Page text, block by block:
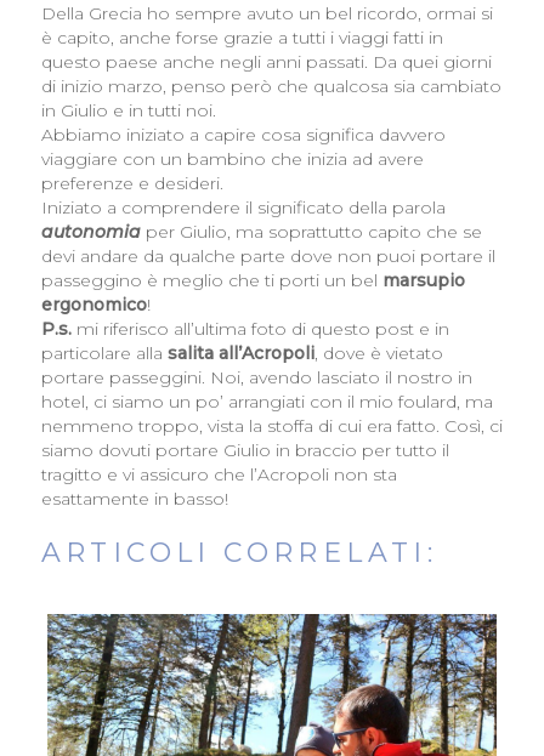
Della Grecia ho sempre avuto un bel ricordo, ormai si
è capito, anche forse grazie a tutti i viaggi fatti in
questo paese anche negli anni passati. Da quei giorni
di inizio marzo, penso però che qualcosa sia cambiato
in Giulio e in tutti noi.
Abbiamo iniziato a capire cosa significa davvero
viaggiare con un bambino che inizia ad avere
preferenze e desideri.
Iniziato a comprendere il significato della parola
autonomiaper Giulio, ma soprattutto capito che se
devi andare da qualche parte dove non puoi portare il
passeggino è meglio che ti porti un bel marsupio
ergonomico!
P.s.mi riferisco all’ultima foto di questo post e in
particolare alla salita all’Acropoli, dove è vietato
portare passeggini. Noi, avendo lasciato il nostro in
hotel, ci siamo un po’ arrangiati con il mio foulard, ma
nemmeno troppo, vista la stoffa di cui era fatto. Così, ci
siamo dovuti portare Giulio in braccio per tutto il
tragitto e vi assicuro che l’Acropoli non sta
esattamente in basso!
ARTICOLI CORRELATI: